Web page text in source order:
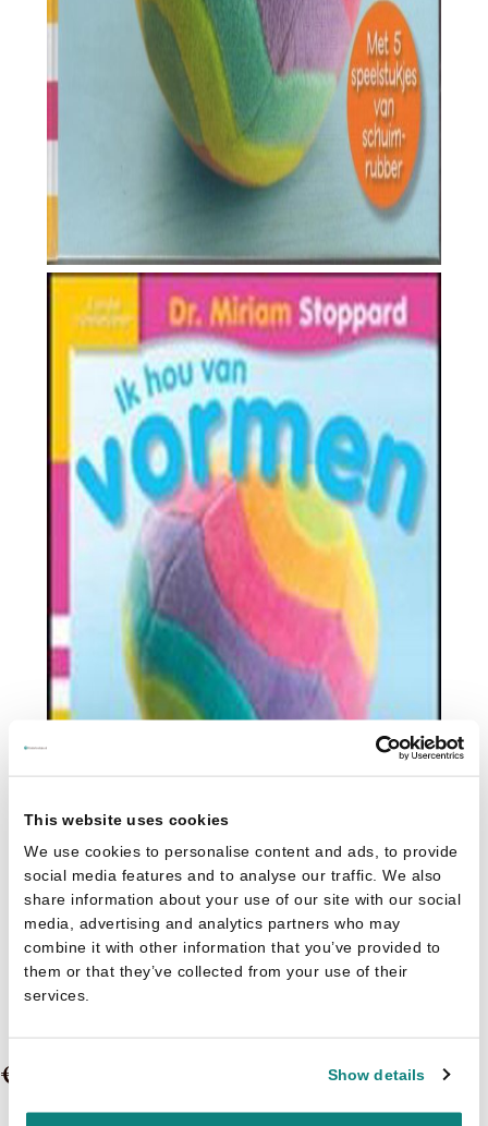
This website uses cookies
We use cookies to personalise content and ads, to provide
social media features and to analyse our traffic. We also
share information about your use of our site with our social
media, advertising and analytics partners who may
combine it with other information that you’ve provided to
them or that they’ve collected from your use of their
services.
Show details
Miriam Stoppard
Ik Hou Van Vormen
€ 8,95